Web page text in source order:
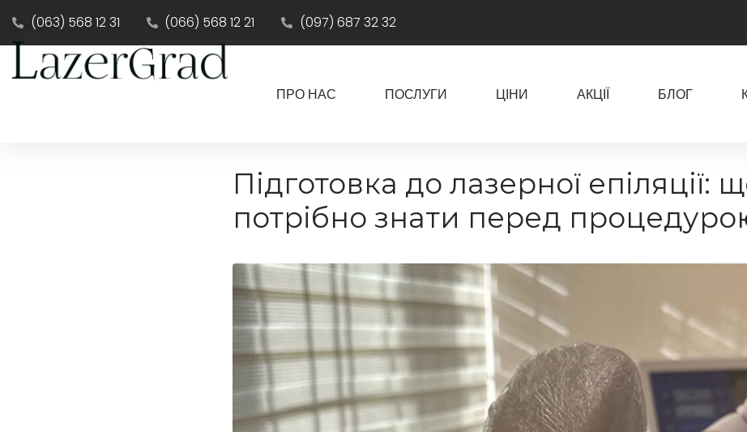
(063) 568 12 31 (066) 568 12 21 (097) 687 32 32
ПРО НАС ПОСЛУГИ ЦІНИ АКЦІЇ БЛОГ
Підготовка до лазерної епіляції:
потрібно знати перед